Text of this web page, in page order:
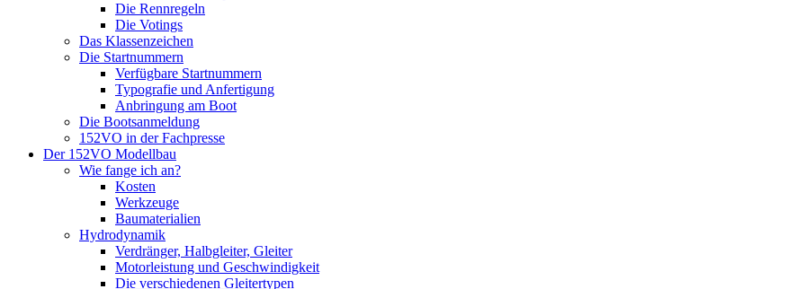
Die Rennregeln
Die Votings
Das Klassenzeichen
Die Startnummern
Verfügbare Startnummern
Typografie und Anfertigung
Anbringung am Boot
Die Bootsanmeldung
152VO in der Fachpresse
Der 152VO Modellbau
Wie fange ich an?
Kosten
Werkzeuge
Baumaterialien
Hydrodynamik
Verdränger, Halbgleiter, Gleiter
Motorleistung und Geschwindigkeit
Die verschiedenen Gleitertypen